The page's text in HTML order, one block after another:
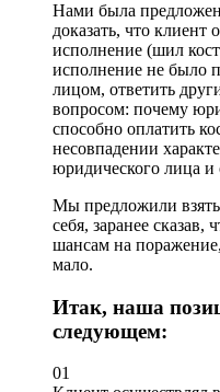
Нами была
доказать, что клиент
исполнение (шил
исполнение не было
лицом, ответить
вопросом: почему
способно оплатить
несовпадении
юридического лица
Мы предложили взять
себя, заранее
шансам на
мало.
Итак, наша
следующем:
01